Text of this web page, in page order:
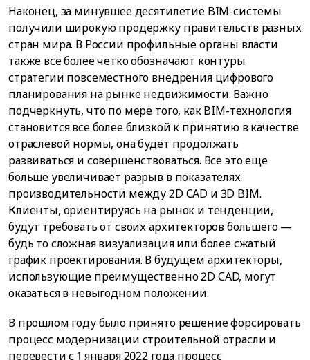
Наконец, за минувшее десятилетие BIM-системы
получили широкую продержку правительств разных
стран мира. В России профильные органы власти
также все более четко обозначают контуры
стратегии повсеместного внедрения цифрового
планирования на рынке недвижимости. Важно
подчеркнуть, что по мере того, как BIM-технология
становится все более близкой к принятию в качестве
отраслевой нормы, она будет продолжать
развиваться и совершенствоваться. Все это еще
больше увеличивает разрыв в показателях
производительности между 2D CAD и 3D BIM.
Клиенты, ориентируясь на рынок и тенденции,
будут требовать от своих архитекторов большего —
будь то сложная визуализация или более сжатый
график проектирования. В будущем архитекторы,
использующие преимущественно 2D САD, могут
оказаться в невыгодном положении.
В прошлом году было принято решение форсировать
процесс модернизации строительной отрасли и
перевести с 1 января 2022 года процесс